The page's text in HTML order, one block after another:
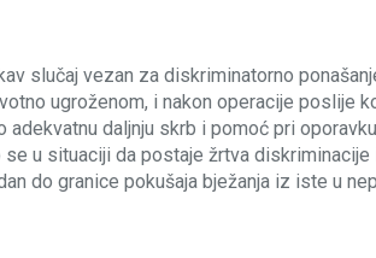
slučaj vezan za diskriminatorno
ugroženom, i nakon operacije poslije
daljnju skrb i pomoć pri
u situaciji da postaje žrtva
do granice pokušaja bježanja iz iste u